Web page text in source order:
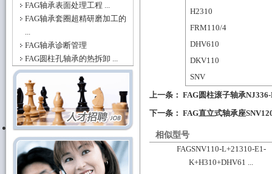
FAG轴承表面处理工程 ...
FAG轴承套圈超精研磨加工的
...
FAG轴承诊断管理
FAG圆柱孔轴承的热拆卸 ...
H2310
FRM110/4
DHV610
DKV110
SNV
上一条： FAG圆柱滚子轴承
下一条： FAG直立式轴承座
相似型号
FAGSNV110-L+21310-E1-
K+H310+DHV61 ...